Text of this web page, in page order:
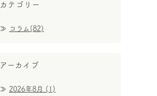
カテゴリー
コラム(82)
アーカイブ
2026年8月 (1)